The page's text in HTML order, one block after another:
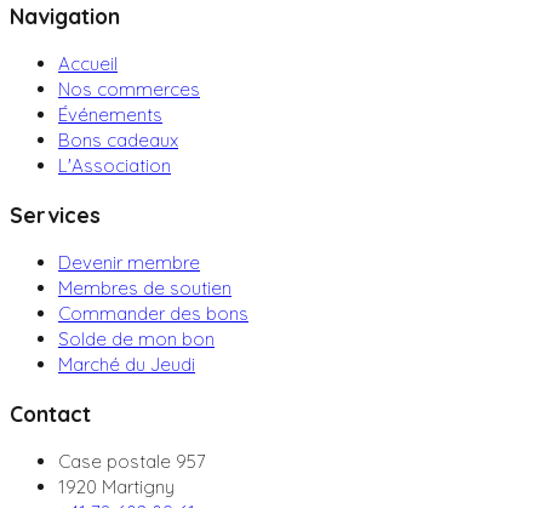
Navigation
Accueil
Nos commerces
Événements
Bons cadeaux
L'Association
Services
Devenir membre
Membres de soutien
Commander des bons
Solde de mon bon
Marché du Jeudi
Contact
Case postale 957
1920 Martigny